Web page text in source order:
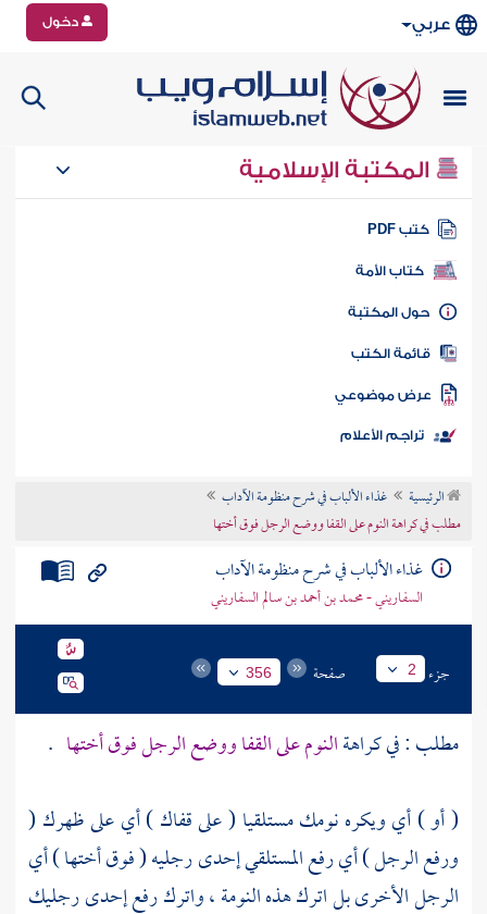
عربي دخول
المكتبة الإسلامية
كتب PDF
كتاب الأمة
المكتبة
الكتب
موضوعي
تراجم الأعلام
الرئيسية
غذاء الألباب في شرح منظومة الآداب
مطلب في كراهة النوم على القفا ووضع الرجل فوق أختها
غذاء الألباب في شرح منظومة الآداب
السفاريني - محمد بن أحمد بن سالم السفاريني
جزء 2 صفحة 356
مطلب : في كراهةالنوم على القفا ووضع الرجل فوق أختها .
( أو ) أي ويكره نومك مستلقيا ( على قفاك ) أي على ظهرك (
ورفع الرجل ) أي رفع المستلقي إحدى رجليه ( فوق أختها ) أي
الرجل الأخرى بل اترك هذه النومة ، واترك رفع إحدى رجليك